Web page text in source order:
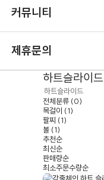
커뮤니티
제휴문의
하트슬라이드
전체분류 (0)
목걸이 (1)
팔찌 (1)
볼 (1)
추천순
최신순
판매량순
최소주문수량순